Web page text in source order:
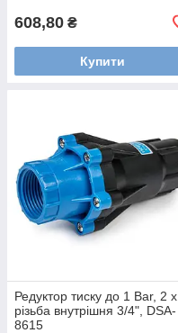
608,80 ₴
Купити
Редуктор тиску до 1 Bar, 2 х
різьба внутрішня 3/4", DSA-
8615